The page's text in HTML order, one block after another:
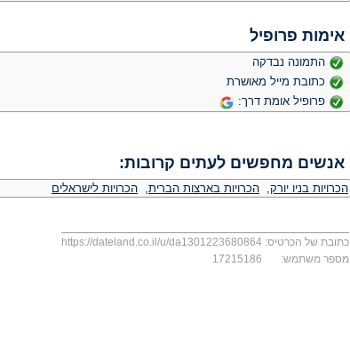
אימות פרופיל
התמונה נבדקה
כתובת מייל מאושרת
פרופיל אומת דרך:
אנשים מחפשים לעתים קרובות:
הכרויות בניו יורק, הכרויות בארצות הברית, הכרויות לישראלים
כתובת של הכרטיס: https://dateland.co.il/u/da1301223680864
מספר משתמש:
17215186